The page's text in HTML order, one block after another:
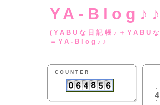
YA-
(YABUな日記
＝YA-Blog♪♪
COUNTER